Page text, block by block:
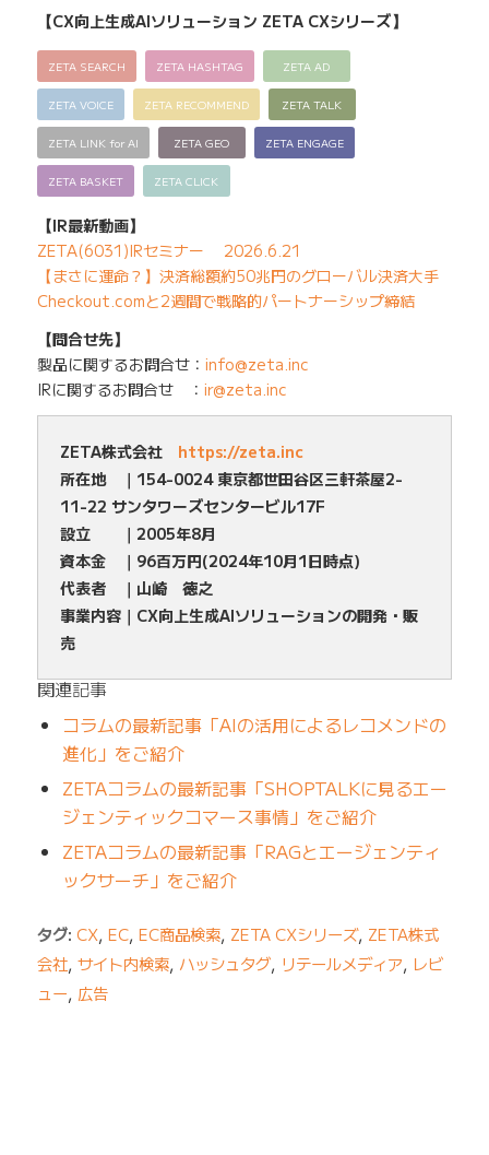
【CX向上生成AIソリューション ZETA CXシリーズ】
ZETA SEARCH ZETA HASHTAG ZETA AD
ZETA VOICE ZETA RECOMMEND ZETA TALK
ZETA LINK for AI ZETA GEO ZETA ENGAGE
ZETA BASKET ZETA CLICK
【IR最新動画】
ZETA(6031)IRセミナー 2026.6.21
【まさに運命？】決済総額約50兆円のグローバル決済大手
Checkout.comと2週間で戦略的パートナーシップ締結
【問合せ先】
製品に関するお問合せ： info@zeta.inc
IRに関するお問合せ ： ir@zeta.inc
ZETA株式会社 https://zeta.inc
所在地 ｜154-0024 東京都世田谷区三軒茶屋2-
11-22 サンタワーズセンタービル17F
設立 ｜2005年8月
資本金 ｜96百万円(2024年10月1日時点)
代表者 ｜山崎 徳之
事業内容｜CX向上生成AIソリューションの開発・販
売
関連記事
コラムの最新記事「AIの活用によるレコメンドの
進化」をご紹介
ZETAコラムの最新記事「SHOPTALKに見るエー
ジェンティックコマース事情」をご紹介
ZETAコラムの最新記事「RAGとエージェンティ
ックサーチ」をご紹介
タグ: CX, EC, EC商品検索, ZETA CXシリーズ, ZETA株式
会社, サイト内検索, ハッシュタグ, リテールメディア, レビ
ュー, 広告